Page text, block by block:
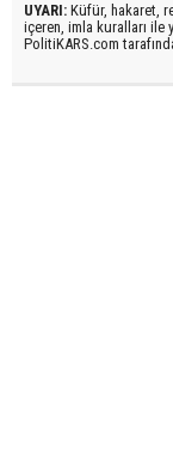
UYARI: Küfür, hakaret,
içeren, imla kuralları ile
PolitiKARS.com